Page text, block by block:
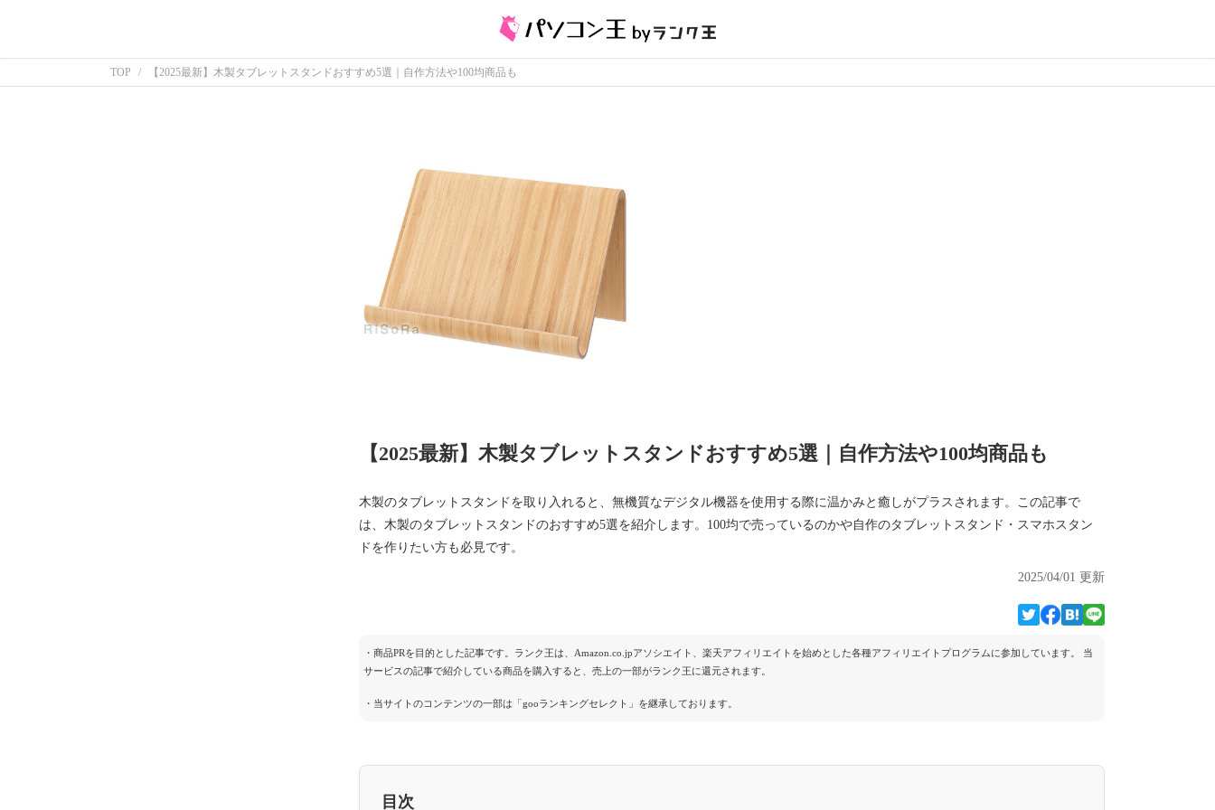
TOP 【2025最新】木製タブレットスタンドおすすめ5選｜自作方法や100均商品も
【2025最新】木製タブレットスタンドおすすめ5選｜自作方法や100均商品も
木製のタブレットスタンドを取り入れると、無機質なデジタル機器を使用する際に温かみと癒しがプラスされます。この記事で
は、木製のタブレットスタンドのおすすめ5選を紹介します。100均で売っているのかや自作のタブレットスタンド・スマホスタン
ドを作りたい方も必見です。
2025/04/01 更新
・商品PRを目的とした記事です。ランク王は、Amazon.co.jpアソシエイト、楽天アフィリエイトを始めとした各種アフィリエイトプログラムに参加しています。 当
サービスの記事で紹介している商品を購入すると、売上の一部がランク王に還元されます。
・当サイトのコンテンツの一部は「gooランキングセレクト」を継承しております。
目次